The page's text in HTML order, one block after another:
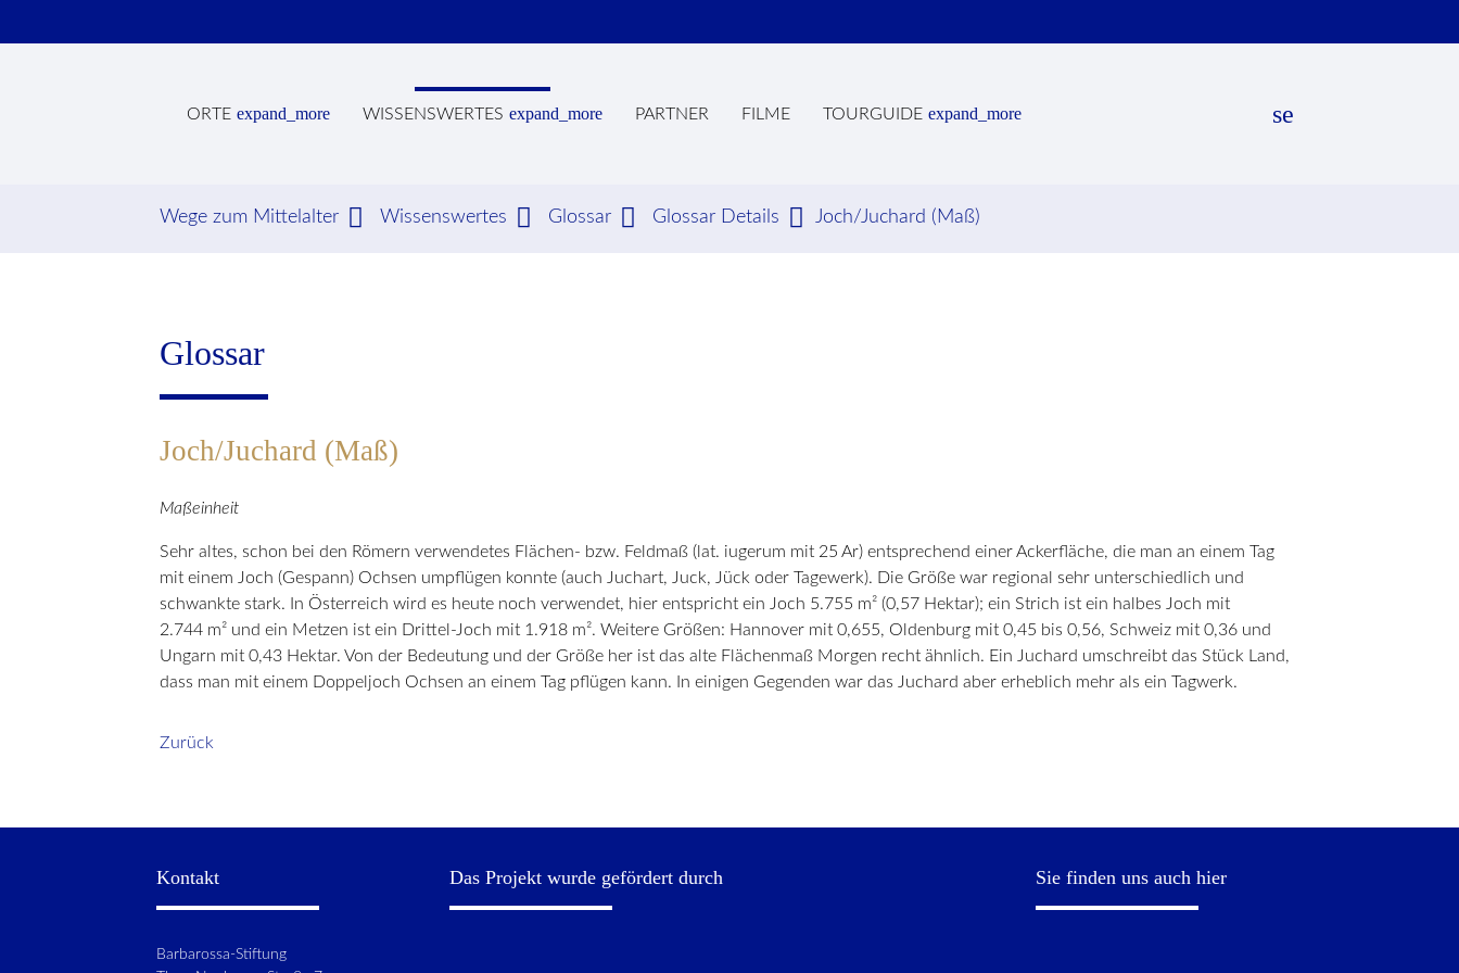
ORTE expand_more WISSENSWERTES expand_more PARTNER FILME TOURGUIDE expand_more search
Wege zum Mittelalter Wissenswertes Glossar Glossar Details Joch/Juchard (Maß)
Glossar
Joch/Juchard (Maß)
Maßeinheit
Sehr altes, schon bei den Römern verwendetes Flächen- bzw. Feldmaß (lat. iugerum mit 25 Ar) entsprechend einer Ackerfläche, die man an einem Tag
mit einem Joch (Gespann) Ochsen umpflügen konnte (auch Juchart, Juck, Jück oder Tagewerk). Die Größe war regional sehr unterschiedlich und
schwankte stark. In Österreich wird es heute noch verwendet, hier entspricht ein Joch 5.755 m² (0,57 Hektar); ein Strich ist ein halbes Joch mit
2.744 m² und ein Metzen ist ein Drittel-Joch mit 1.918 m². Weitere Größen: Hannover mit 0,655, Oldenburg mit 0,45 bis 0,56, Schweiz mit 0,36 und
Ungarn mit 0,43 Hektar. Von der Bedeutung und der Größe her ist das alte Flächenmaß Morgen recht ähnlich. Ein Juchard umschreibt das Stück Land,
dass man mit einem Doppeljoch Ochsen an einem Tag pflügen kann. In einigen Gegenden war das Juchard aber erheblich mehr als ein Tagwerk.
Zurück
Kontakt
Barbarossa-Stiftung
Das Projekt wurde gefördert durch Sie finden uns auch hier